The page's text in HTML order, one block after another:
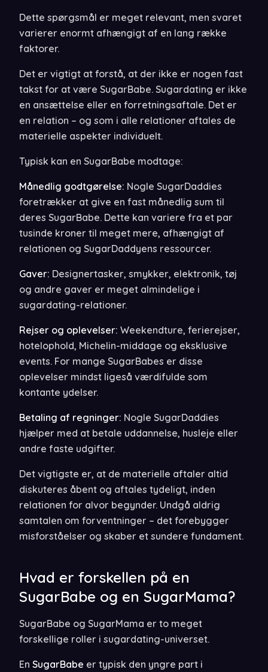
Dette spørgsmål er meget relevant, men svaret
varierer enormt afhængigt af en lang række
faktorer.
Det er vigtigt at forstå, at der ikke er nogen fast
takst for at være SugarBabe. Sugardating er ikke
en ansættelse eller en forretningsaftale. Det er
en relation – og som i alle relationer aftales de
materielle aspekter individuelt.
Typisk kan en SugarBabe modtage:
Månedlig godtgørelse: Nogle SugarDaddies
foretrækker at give en fast månedlig sum til
deres SugarBabe. Dette kan variere fra et par
tusinde kroner til meget mere, afhængigt af
relationen og SugarDaddyens ressourcer.
Gaver: Designertasker, smykker, elektronik, tøj
og andre gaver er meget almindelige i
sugardating-relationer.
Rejser og oplevelser: Weekendture, ferierejser,
hotelophold, Michelin-middage og eksklusive
events. For mange SugarBabes er disse
oplevelser mindst ligeså værdifulde som
kontante ydelser.
Betaling af regninger: Nogle SugarDaddies
hjælper med at betale uddannelse, husleje eller
andre faste udgifter.
Det vigtigste er, at de materielle aftaler altid
diskuteres åbent og aftales tydeligt, inden
relationen for alvor begynder. Undgå aldrig
samtalen om forventninger – det forebygger
misforståelser og skaber et sundere fundament.
Hvad er forskellen på en
SugarBabe og en SugarMama?
SugarBabe og SugarMama er to meget
forskellige roller i sugardating-universet.
En SugarBabe er typisk den yngre part i